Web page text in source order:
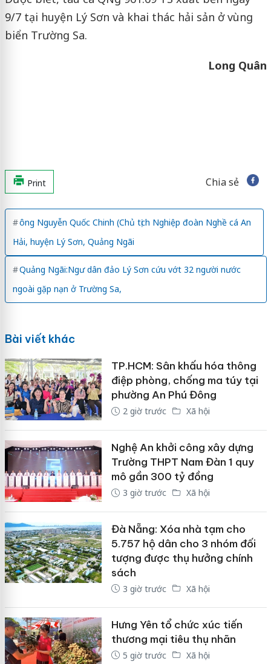
9/7 tại huyện Lý Sơn và khai thác hải sản ở vùng
biển Trường Sa.
Long Quân
Print Chia sẻ
ông Nguyễn Quốc Chinh (Chủ tịch Nghiệp đoàn Nghề cá An
Hải, huyện Lý Sơn, Quảng Ngãi
Quảng Ngãi:Ngư dân đảo Lý Sơn cứu vớt 32 người nước
ngoài gặp nạn ở Trường Sa,
Bài viết khác
TP.HCM: Sân khấu hóa thông
điệp phòng, chống ma túy tại
phường An Phú Đông
2 giờ trước Xã hội
Nghệ An khởi công xây dựng
Trường THPT Nam Đàn 1 quy
mô gần 300 tỷ đồng
3 giờ trước Xã hội
Đà Nẵng: Xóa nhà tạm cho
5.757 hộ dân cho 3 nhóm đối
tượng được thụ hưởng chính
sách
3 giờ trước Xã hội
Hưng Yên tổ chức xúc tiến
thương mại tiêu thụ nhãn
5 giờ trước Xã hội